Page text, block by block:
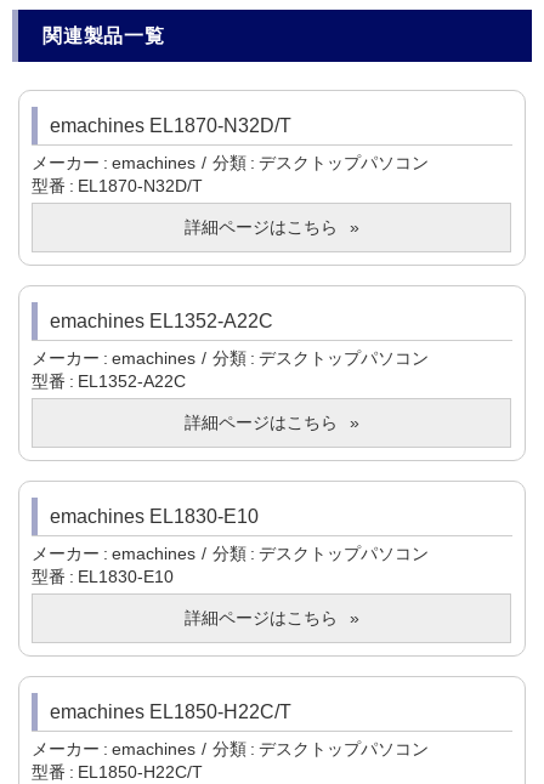
関連製品一覧
emachines EL1870-N32D/T
メーカー emachines 分類
デスクトップパソコン
型番
EL1870-N32D/T
詳細ページはこちら
emachines EL1352-A22C
メーカー emachines 分類
デスクトップパソコン
型番
EL1352-A22C
詳細ページはこちら
emachines EL1830-E10
メーカー emachines 分類
デスクトップパソコン
型番
EL1830-E10
詳細ページはこちら
emachines EL1850-H22C/T
メーカー emachines 分類
デスクトップパソコン
型番
EL1850-H22C/T